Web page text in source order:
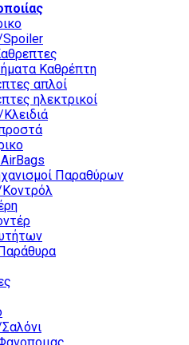
Καθρέπτη
απλοί
ηλεκτρικοί
Παραθύρων